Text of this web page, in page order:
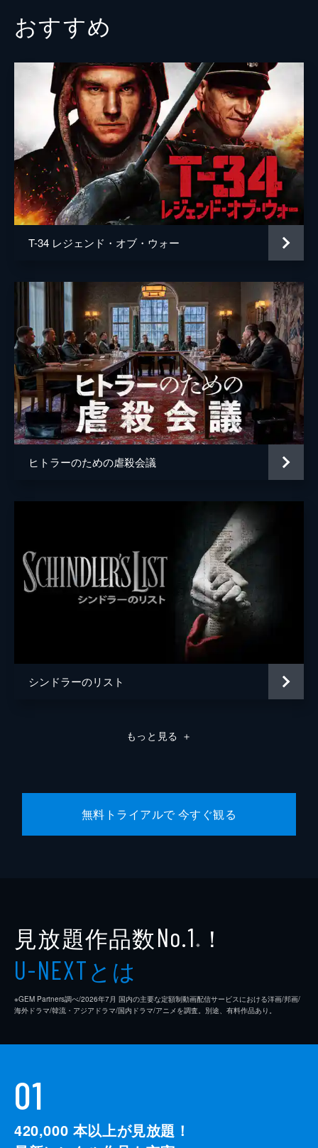
ミスター・ドーソン マーク・ライランス
ジョージ バリー・キオガン
ファリアー トム・ハーディ
マイケル・フォックス
ジョン・ノーラン
声の出演 マイケル・ケイン
監督 クリストファー・ノーラン
音楽 ハンス・ジマー
エマ・トーマス
クリストファー・ノーラン
おすすめ
T-34 レジェンド・オブ・ウォー
ヒトラーのための虐殺会議
シンドラーのリスト
もっと見る ＋
無料トライアルで 今すぐ観る
見放題作品数No.1 ※ ！
U-NEXTとは
※GEM Partners調べ/2026年7⽉ 国内の主要な定額制動画配信サービスにおける洋画/邦画/
海外ドラマ/韓流・アジアドラマ/国内ドラマ/アニメを調査。別途、有料作品あり。
01
420,000 本以上が見放題！